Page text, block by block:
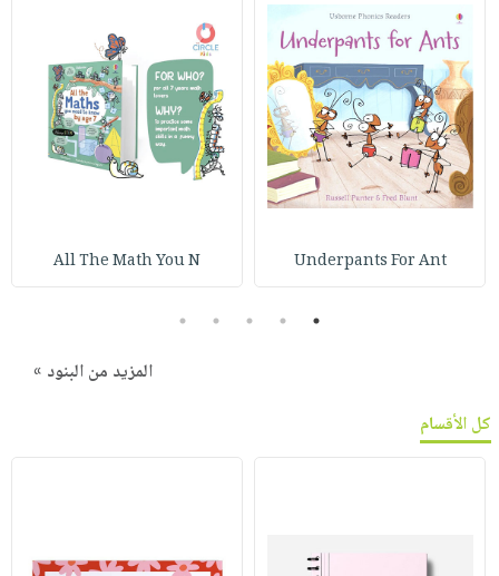
Underpants For Ant
All The Math You N
1
2
3
4
5
المزيد من البنود »
كل الأقسام